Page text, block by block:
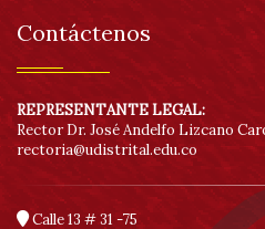
Contáctenos
REPRESENTANTE LEGAL:
Rector Dr. José Andelfo Lizcano
rectoria@udistrital.edu.co
Calle 13 # 31 -75